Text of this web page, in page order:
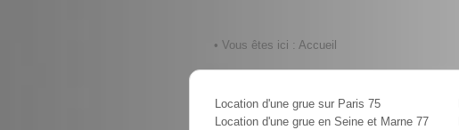
• Vous êtes ici : Accueil
Location d'une grue sur Paris 75
Location d'une grue en Seine et Marne 77